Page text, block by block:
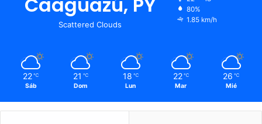
Scattered Clouds
80%
1.85 km/h
22 ℃
Sáb
21 ℃
Dom
18 ℃
Lun
22 ℃
Mar
26 ℃
Mié